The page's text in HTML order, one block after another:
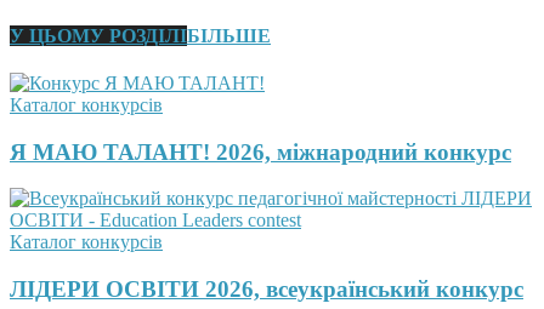
У ЦЬОМУ РОЗДІЛІБІЛЬШЕ
Каталог конкурсів
Я МАЮ ТАЛАНТ! 2026, міжнародний конкурс
Каталог конкурсів
ЛІДЕРИ ОСВІТИ 2026, всеукраїнський конкурс